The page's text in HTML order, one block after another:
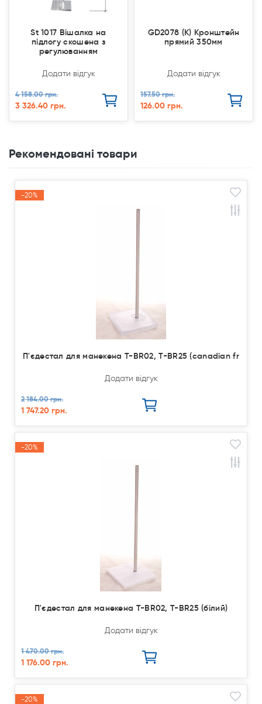
St 1017 Вішалка на
підлогу скошена з
регулюванням
Додати відгук
4 158.00 грн.
3 326.40 грн.
GD2078 (К) Кронштейн
прямий 350мм
Додати відгук
157.50 грн.
126.00 грн.
Рекомендовані товари
-20%
П'єдестал для манекена T-BR02, T-BR25 (canadian fr
Додати відгук
2 184.00 грн.
1 747.20 грн.
-20%
П'єдестал для манекена T-BR02, T-BR25 (білий)
Додати відгук
1 470.00 грн.
1 176.00 грн.
-20%